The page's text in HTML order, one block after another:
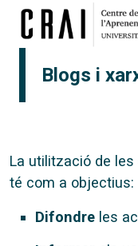
Blogs i
La utilització de les
té com a objectius:
Difondre les